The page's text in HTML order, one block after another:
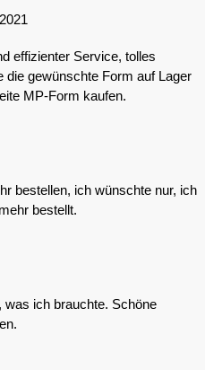
effizienter Service, tolles
die gewünschte Form auf Lager
MP-Form kaufen.
bestellen, ich wünschte nur, ich
bestellt.
was ich brauchte. Schöne